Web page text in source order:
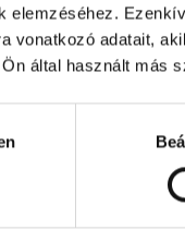
elemzéséhez.
vonatkozó adatait,
által használt más
HOL
RÉSZLETEK